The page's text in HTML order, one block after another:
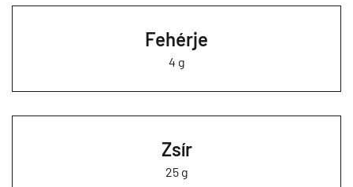
Fehérje
4 g
Zsír
25 g